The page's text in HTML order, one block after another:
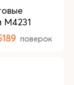
М4231
поверок